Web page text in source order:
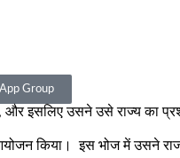
Group
, और इसलिए उसने उसे राज्य का
किया। इस भोज में उसने